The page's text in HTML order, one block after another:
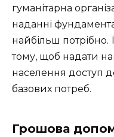
гуманітарна
наданні
найбільш потрібно.
тому, щоб надати
населення доступ
базових потреб.
Грошова